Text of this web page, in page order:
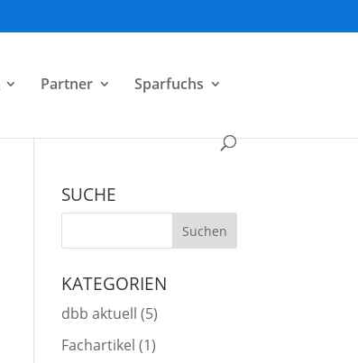
Partner Sparfuchs
SUCHE
KATEGORIEN
dbb aktuell (5)
Fachartikel (1)